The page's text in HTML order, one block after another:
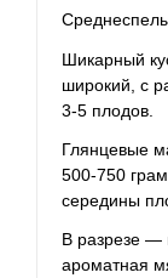
Шикарный
широкий, с
3-5 плодов.
Глянцевые
500-750
середины
В разрезе —
ароматная